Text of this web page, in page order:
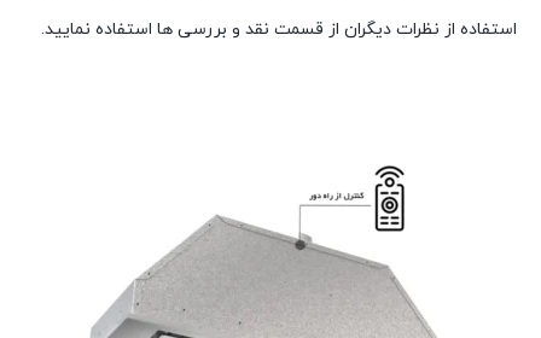
استفاده از نظرات دیگران از قسمت نقد و بررسی ها استفاده نمایید.